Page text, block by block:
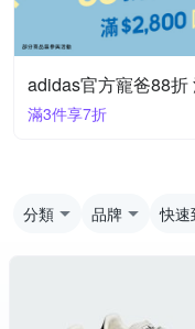
adidas官方寵爸88折
滿3件享7折
分類 品牌 快速